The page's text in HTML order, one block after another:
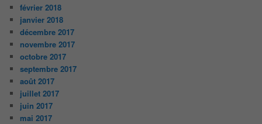
février 2018
janvier 2018
décembre 2017
novembre 2017
octobre 2017
septembre 2017
août 2017
juillet 2017
juin 2017
mai 2017